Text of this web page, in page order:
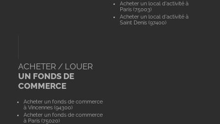
Acheter un local d'activité à
Paris (75003)
Acheter un local d'activité à
Saint Denis (97400)
ACHETER / LOUER
UN FONDS DE
COMMERCE
Acheter un fonds de commerce
à Vincennes (94300)
Acheter un fonds de commerce
à Paris (75020)